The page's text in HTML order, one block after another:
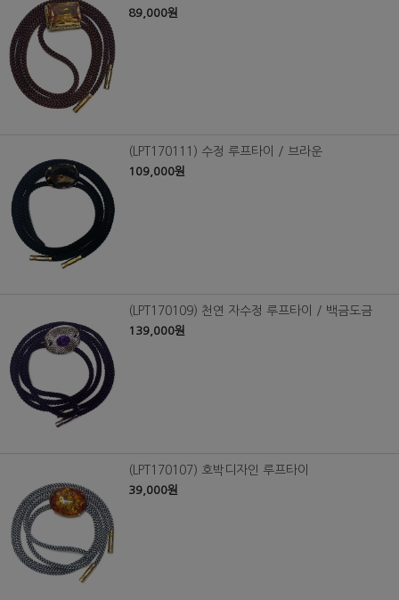
89,000원
(LPT170111) 수정 루프타이 / 브라운
109,000원
(LPT170109) 천연 자수정 루프타이 / 백금도금
139,000원
(LPT170107) 호박디자인 루프타이
39,000원